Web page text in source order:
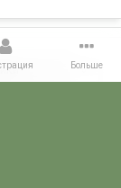
0
Больше